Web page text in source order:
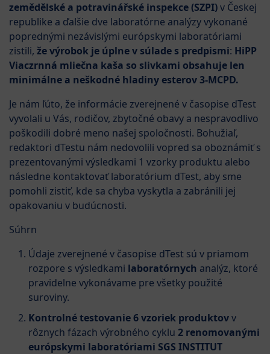
zemědělské a potravinářské inspekce (SZPI)v Českej
republike a ďalšie dve laboratórne analýzy vykonané
poprednými nezávislými európskymi laboratóriami
zistili, že výrobok je úplne v súlade s predpismi: HiPP
Viaczrnná mliečna kaša so slivkami obsahuje len
minimálne a neškodné hladiny esterov 3-MCPD.
Je nám ľúto, že informácie zverejnené v časopise dTest
vyvolali u Vás, rodičov, zbytočné obavy a nespravodlivo
poškodili dobré meno našej spoločnosti. Bohužiaľ,
redaktori dTestu nám nedovolili vopred sa oboznámiť s
prezentovanými výsledkami 1 vzorky produktu alebo
následne kontaktovať laboratórium dTest, aby sme
pomohli zistiť, kde sa chyba vyskytla a zabránili jej
opakovaniu v budúcnosti.
Súhrn
Údaje zverejnené v časopise dTest sú v priamom
rozpore s výsledkami laboratórnych analýz, ktoré
pravidelne vykonávame pre všetky použité
suroviny.
Kontrolné testovanie 6 vzoriek produktovv
rôznych fázach výrobného cyklu 2 renomovanými
európskymi laboratóriami SGS INSTITUT